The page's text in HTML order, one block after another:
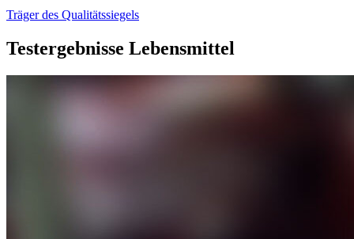
Träger des Qualitätssiegels
Testergebnisse Lebensmittel